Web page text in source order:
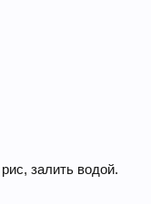
залить водой.